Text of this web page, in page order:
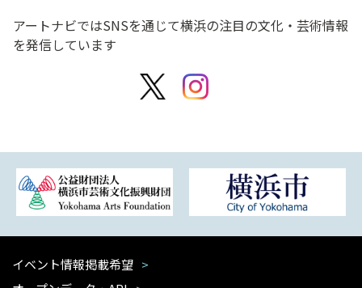
アートナビではSNSを通じて横浜の注目の文化・芸術情報
を発信しています
イベント情報掲載希望